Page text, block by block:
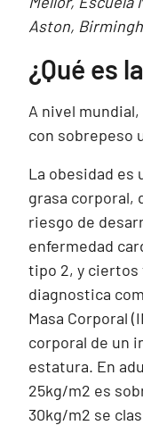
Aston,
¿Qué es
A nivel
con sobrepeso
La obesidad es
grasa corporal,
riesgo de
enfermedad
tipo 2, y ciertos
diagnostica
Masa Corporal
corporal de un
estatura. En
25kg/m2 es
30kg/m2 se